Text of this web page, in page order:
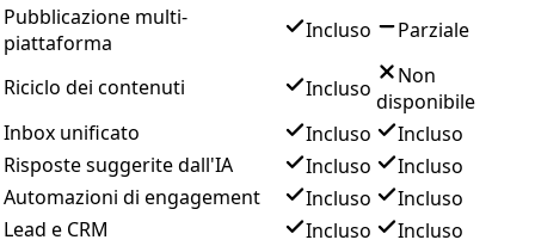
Pubblicazione multi-
piattaforma
Incluso Parziale
Riciclo dei contenuti Incluso
Non
disponibile
Inbox unificato
Incluso
Incluso
Risposte suggerite dall'IA
Incluso
Incluso
Automazioni di engagement
Incluso
Incluso
Lead e CRM
Incluso
Incluso